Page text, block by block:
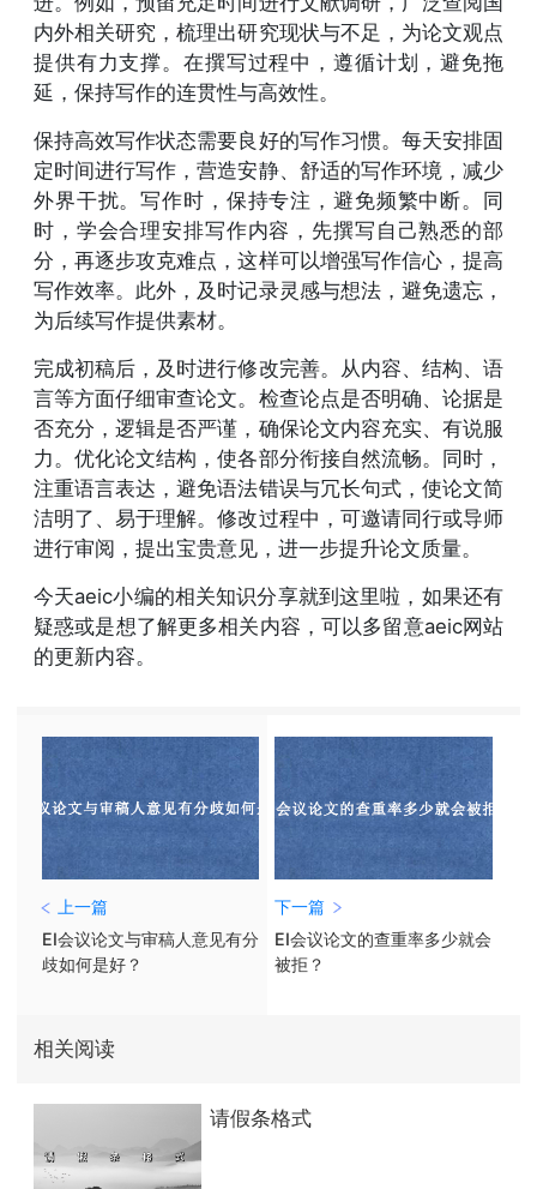
内外相关研究，梳理出研究现状与不足，为论文观点
提供有力支撑。在撰写过程中，遵循计划，避免拖
延，保持写作的连贯性与高效性。
保持高效写作状态需要良好的写作习惯。每天安排固
定时间进行写作，营造安静、舒适的写作环境，减少
外界干扰。写作时，保持专注，避免频繁中断。同
时，学会合理安排写作内容，先撰写自己熟悉的部
分，再逐步攻克难点，这样可以增强写作信心，提高
写作效率。此外，及时记录灵感与想法，避免遗忘，
为后续写作提供素材。
完成初稿后，及时进行修改完善。从内容、结构、语
言等方面仔细审查论文。检查论点是否明确、论据是
否充分，逻辑是否严谨，确保论文内容充实、有说服
力。优化论文结构，使各部分衔接自然流畅。同时，
注重语言表达，避免语法错误与冗长句式，使论文简
洁明了、易于理解。修改过程中，可邀请同行或导师
进行审阅，提出宝贵意见，进一步提升论文质量。
今天aeic小编的相关知识分享就到这里啦，如果还有
疑惑或是想了解更多相关内容，可以多留意aeic网站
的更新内容。
上一篇
EI会议论文与审稿人意见有分
歧如何是好？
下一篇
EI会议论文的查重率多少就会
被拒？
相关阅读
请假条格式